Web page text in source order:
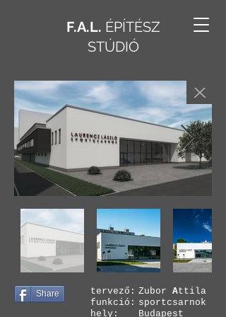
F.A.L. ÉPÍTÉSZ
STÚDIÓ
X
Share
tervező:
funkció:
hely:
Zubor Attila
sportcsarnok
Budapest